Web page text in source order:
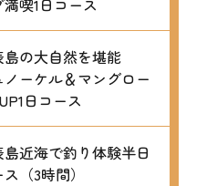
満喫1日コース
島の大自然を堪能
ノーケル＆マングロー
日コース
近海で釣り体験半日
（3時間）